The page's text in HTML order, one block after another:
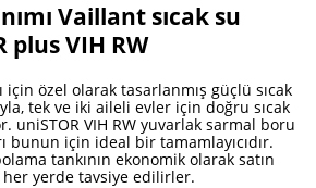
Vaillant sıcak su
plus VIH RW
için özel olarak tasarlanmış güçlü sıcak
tek ve iki aileli evler için doğru sıcak
uniSTOR VIH RW yuvarlak sarmal boru
bunun için ideal bir tamamlayıcıdır.
tankının ekonomik olarak satın
her yerde tavsiye edilirler.